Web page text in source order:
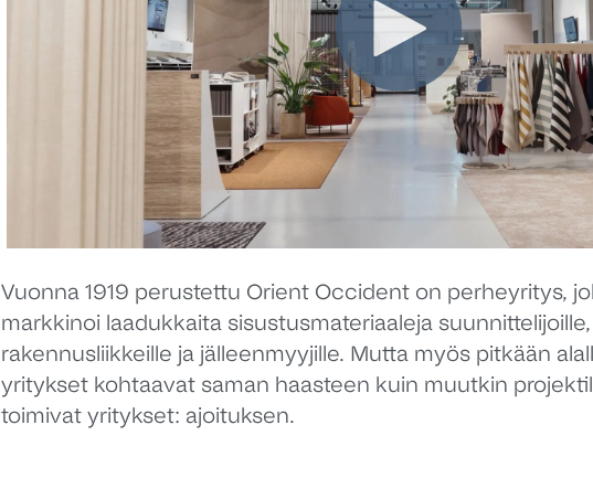
Vuonna 1919 perustettu Orient Occident on perheyritys,
markkinoi laadukkaita sisustusmateriaaleja
rakennusliikkeille ja jälleenmyyjille. Mutta myös pitkään
yritykset kohtaavat saman haasteen kuin muutkin
toimivat yritykset: ajoituksen.